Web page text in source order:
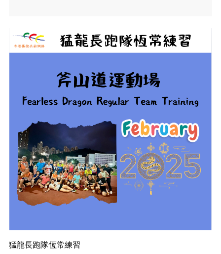
猛龍長跑隊恆常練習